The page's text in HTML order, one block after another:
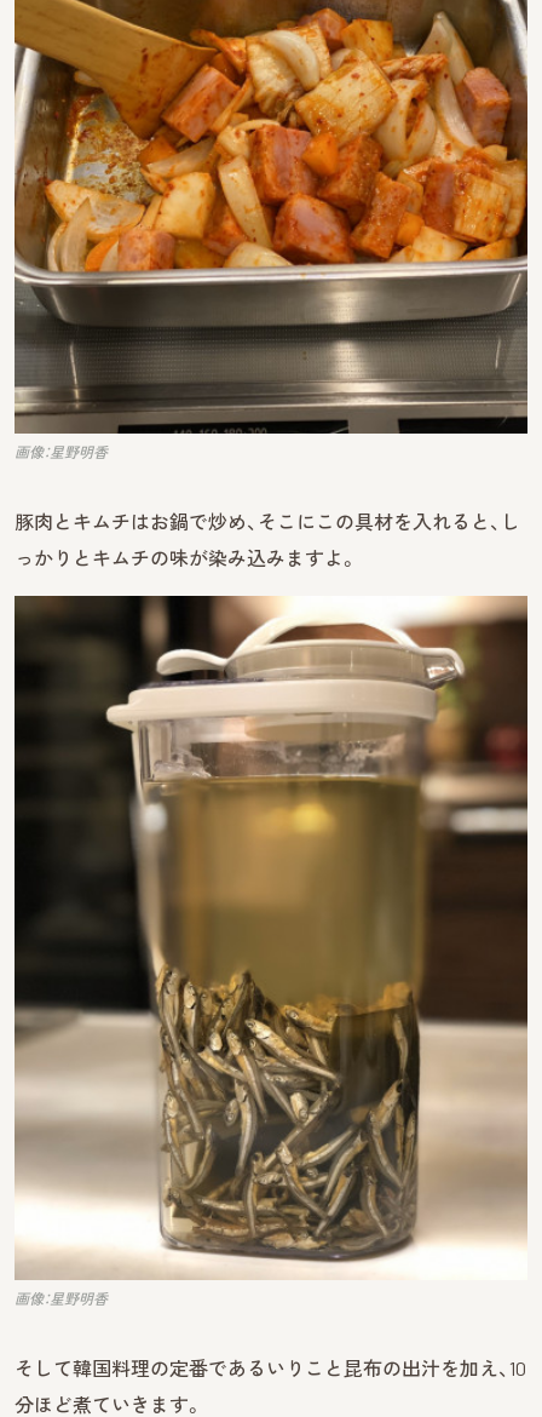
画像：星野明香
豚肉とキムチはお鍋で炒め、そこにこの具材を入れると、し
っかりとキムチの味が染み込みますよ。
画像：星野明香
そして韓国料理の定番であるいりこと昆布の出汁を加え、10
分ほど煮ていきます。